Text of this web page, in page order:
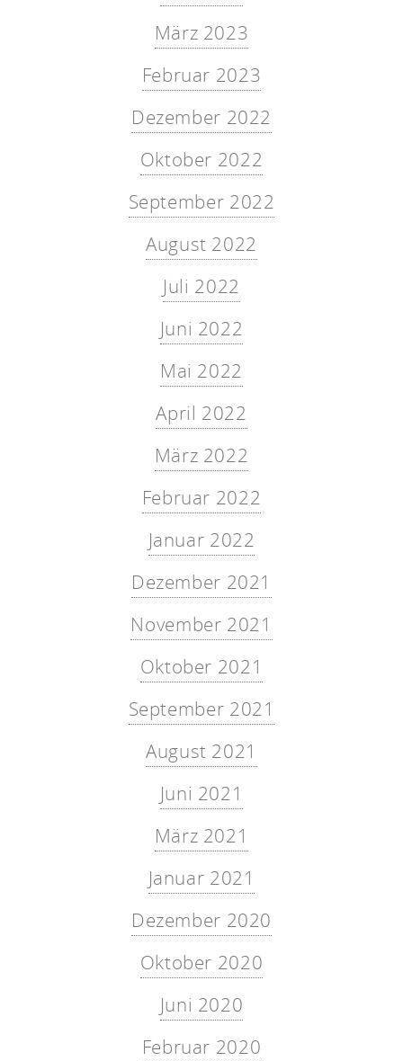
März 2023
Februar 2023
Dezember 2022
Oktober 2022
September 2022
August 2022
Juli 2022
Juni 2022
Mai 2022
April 2022
März 2022
Februar 2022
Januar 2022
Dezember 2021
November 2021
Oktober 2021
September 2021
August 2021
Juni 2021
März 2021
Januar 2021
Dezember 2020
Oktober 2020
Juni 2020
Februar 2020